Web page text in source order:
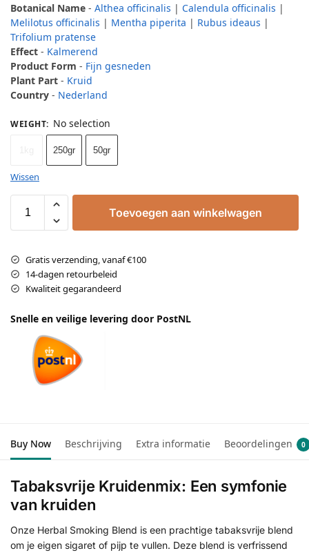
Botanical Name - Althea officinalis | Calendula officinalis |
Melilotus officinalis | Mentha piperita | Rubus ideaus |
Trifolium pratense
Effect - Kalmerend
Product Form - Fijn gesneden
Plant Part - Kruid
Country - Nederland
WEIGHT: No selection
250gr 50gr
Wissen
Toevoegen aan winkelwagen
Gratis verzending, vanaf €100
14-dagen retourbeleid
Kwaliteit gegarandeerd
Snelle en veilige levering door PostNL
Buy Now Beschrijving Extra informatie Beoordelingen 0
Tabaksvrije Kruidenmix: Een symfonie
van kruiden
Onze Herbal Smoking Blend is een prachtige tabaksvrije blend
om je eigen sigaret of pijp te vullen. Deze blend is verfrissend